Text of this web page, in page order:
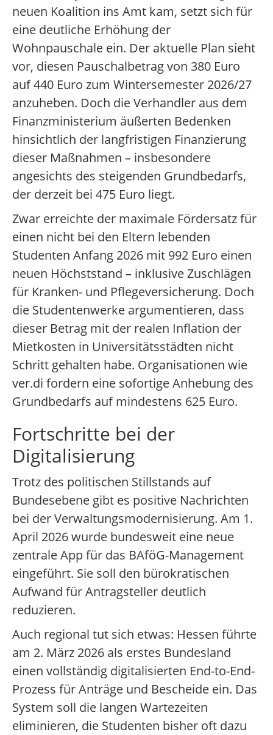
neuen Koalition ins Amt kam, setzt sich für
eine deutliche Erhöhung der
Wohnpauschale ein. Der aktuelle Plan sieht
vor, diesen Pauschalbetrag von 380 Euro
auf 440 Euro zum Wintersemester 2026/27
anzuheben. Doch die Verhandler aus dem
Finanzministerium äußerten Bedenken
hinsichtlich der langfristigen Finanzierung
dieser Maßnahmen – insbesondere
angesichts des steigenden Grundbedarfs,
der derzeit bei 475 Euro liegt.
Zwar erreichte der maximale Fördersatz für
einen nicht bei den Eltern lebenden
Studenten Anfang 2026 mit 992 Euro einen
neuen Höchststand – inklusive Zuschlägen
für Kranken- und Pflegeversicherung. Doch
die Studentenwerke argumentieren, dass
dieser Betrag mit der realen Inflation der
Mietkosten in Universitätsstädten nicht
Schritt gehalten habe. Organisationen wie
ver.di fordern eine sofortige Anhebung des
Grundbedarfs auf mindestens 625 Euro.
Fortschritte bei der
Digitalisierung
Trotz des politischen Stillstands auf
Bundesebene gibt es positive Nachrichten
bei der Verwaltungsmodernisierung. Am 1.
April 2026 wurde bundesweit eine neue
zentrale App für das BAföG-Management
eingeführt. Sie soll den bürokratischen
Aufwand für Antragsteller deutlich
reduzieren.
Auch regional tut sich etwas: Hessen führte
am 2. März 2026 als erstes Bundesland
einen vollständig digitalisierten End-to-End-
Prozess für Anträge und Bescheide ein. Das
System soll die langen Wartezeiten
eliminieren, die Studenten bisher oft dazu